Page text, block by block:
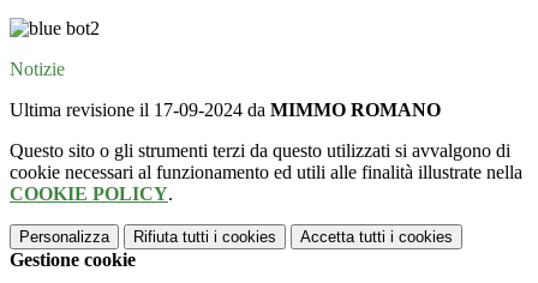
Notizie
Ultima revisione il 17-09-2024 da MIMMO ROMANO
Questo sito o gli strumenti terzi da questo utilizzati si avvalgono di
cookie necessari al funzionamento ed utili alle finalità illustrate nella
COOKIE POLICY.
Personalizza Rifiuta tutti i cookies Accetta tutti i cookies
Gestione cookie